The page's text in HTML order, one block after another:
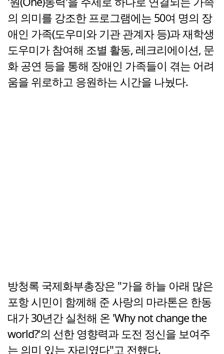
의 의미를 강조한 프로그램에는 50여 명의 장
애인 가족(도우미와 기관 관계자 등)과 재학생
도우미가 참여해 조별 활동, 레크리에이션, 문
화 공연 등을 통해 장애인 가족들이 겪는 어려
움을 위로하고 응원하는 시간을 나눴다.
방청록 국제화부총장은 "가을 하늘 아래 많은
포항 시민이 함께해 준 사랑의 마라톤은 한동
대가 30년간 실천해 온 'Why not change the
world?'의 선한 영향력과 도전 정신을 보여주
는 의미 있는 자리였다"고 전했다.